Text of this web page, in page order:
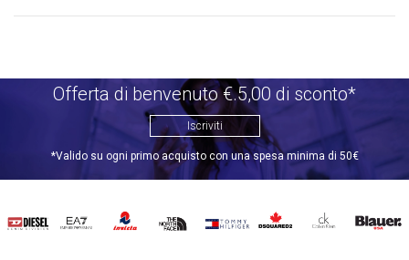
Offerta di benvenuto €.5,00 di sconto*
Iscriviti
*Valido su ogni primo acquisto con una spesa minima di 50€
DIESEL EA7 INVICTATHE
TOMMY
DSQUARED2
CALVIN BLAUER